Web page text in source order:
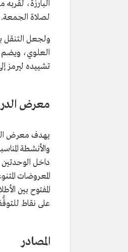
البارزة،
لصلاة الجمعة.
ولجعل التنقل
العلوي، ويضم
تشييده ليرمز
معرض
يهدف معرض
والأنشطة
داخل
المعروضات
المفتوح بين
على نقاط
المصادر